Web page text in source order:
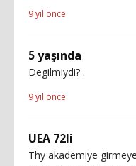
9 yıl önce
5 yaşında
Degilmiydi? .
9 yıl önce
UEA 72li
Thy akademiye